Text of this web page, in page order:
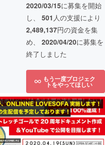
2020/03/15に募集を開始
し、 501 人の支援により
2,489,137円の資金を集
め、 2020/04/20に募集を
終了しました
もう一度プロジェク
トをやってほしい